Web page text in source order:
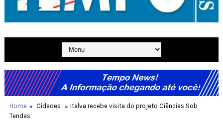
Home Cidades
Italva recebe visita do projeto Ciências Sob
Tendas